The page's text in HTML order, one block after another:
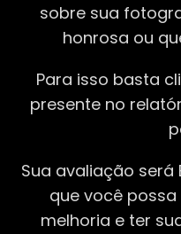
sobre sua
honrosa ou
Para isso basta
presente no
Sua avaliação será
que você
melhoria e ter